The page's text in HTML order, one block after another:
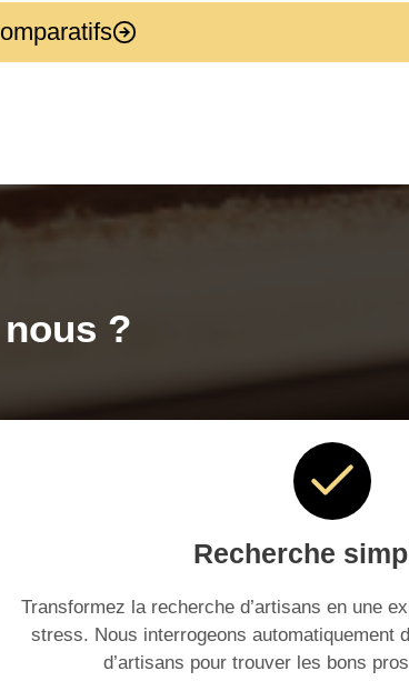
?
Recherche
Transformez la recherche d’artisans en une
stress. Nous interrogeons automatiquement
d’artisans pour trouver les bons